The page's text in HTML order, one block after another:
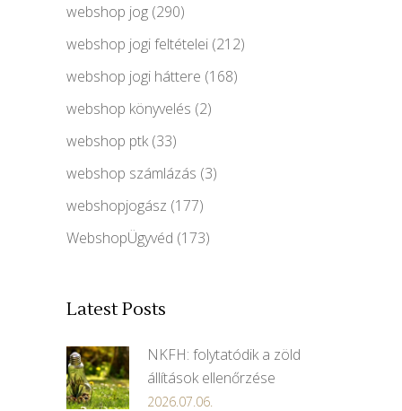
webshop jog (290)
webshop jogi feltételei (212)
webshop jogi háttere (168)
webshop könyvelés (2)
webshop ptk(33)
webshop számlázás (3)
webshopjogász (177)
WebshopÜgyvéd (173)
Latest Posts
NKFH: folytatódik a zöld
állítások ellenőrzése
2026.07.06.